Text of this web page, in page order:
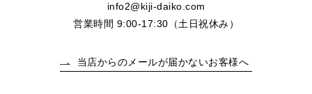
info2@kiji-daiko.com
営業時間 9:00-17:30（土日祝休み）
当店からのメールが届かないお客様へ